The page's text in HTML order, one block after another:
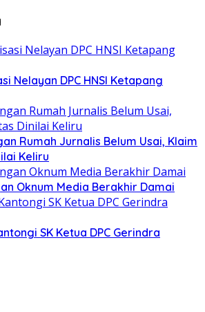
Nelayan DPC HNSI Ketapang
Rumah Jurnalis Belum Usai, Klaim
Keliru
Oknum Media Berakhir Damai
SK Ketua DPC Gerindra